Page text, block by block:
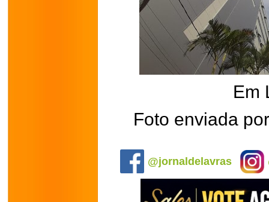
Em
Foto enviada
@jornaldelavras